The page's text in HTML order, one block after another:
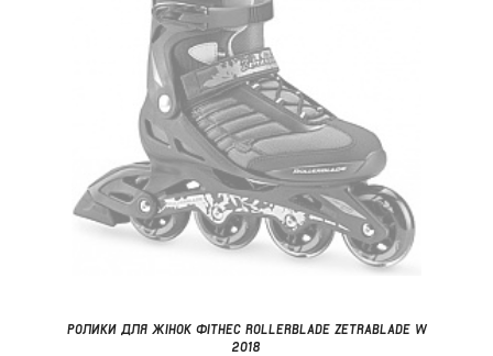
РОЛИКИ ДЛЯ ЖІНОК ФІТНЕС ROLLERBLADE ZETRABLADE W
2018